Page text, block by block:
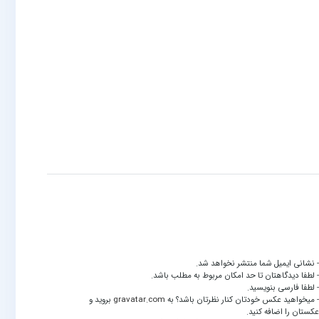
- نشانی ایمیل شما منتشر نخواهد شد.
- لطفا دیدگاهتان تا حد امکان مربوط به مطلب باشد.
- لطفا فارسی بنویسید.
- میخواهید عکس خودتان کنار نظرتان باشد؟ به gravatar.com بروید و
عکستان را اضافه کنید.